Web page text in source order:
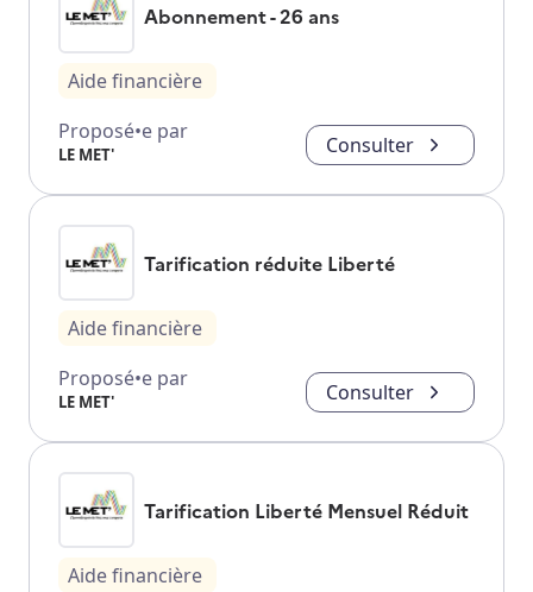
Abonnement - 26 ans
Aide financière
Proposé•e par
LE MET' Consulter
Tarification réduite Liberté
Aide financière
Proposé•e par
LE MET' Consulter
Tarification Liberté Mensuel Réduit
Aide financière